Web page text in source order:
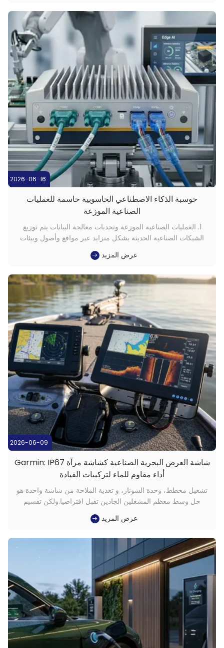
2026-06-16
حوسبة الذكاء الاصطناعي الحاسوبية حاسمة للعمليات
الصناعية الموزعة
1. العمليات الصناعية الموزعة وتحديات معالجة البيانات يتم توزيع
الشبكات الصناعية الحديثة بشكل متزايد عبر مواقع وأصول وبيئات
ميدانية متعددة. ومع توسع نطاق هذه العمليات، فإنها تولد كميات هائلة
من بيانات القياس عن بعد وبيانات التطبيقات التي يجب معالجتها
عرض المزيد
2026-06-09
شاشة العرض البحرية الصناعية كشاشة مرآة Garmin: IP67
أداء مقاوم للماء لتركيبات القيادة
تشغيل مخطط، وحدة السونار، و تغذية الملاحة من شاشة واحدة هو
حل وسط معظم المشغلين الجادين تقبل افتراضيا.ولكن تقسيم
الانتباه على لوحة واحدة يقدم تأخيرات في القراءة والاستجابةتوسيع
عرض المزيد